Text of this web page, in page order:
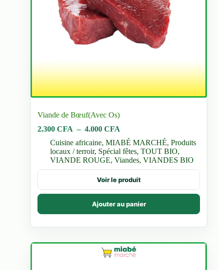
Viande de Bœuf(Avec Os)
2.300CFA – 4.000CFA
de
prix :
2.300 CFA
à
4.000 CFA
Cuisine africaine,MIABÉ MARCHÉ,Produits
locaux / terroir, Spécial fêtes,TOUT BIO,
VIANDE ROUGE,Viandes,VIANDES BIO
Voir le produit
Ajouter au panier
Ce
a
plusieurs
Les
options
être